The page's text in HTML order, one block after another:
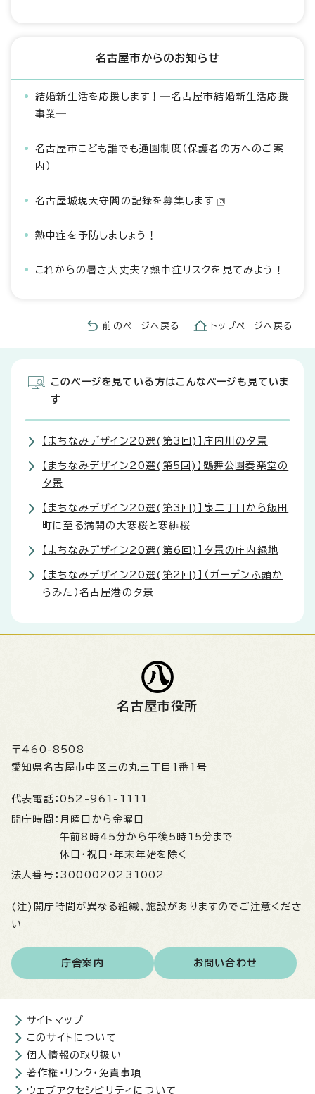
名古屋市からのお知らせ
結婚新生活を応援します！―名古屋市結婚新生活応援
事業―
名古屋市こども誰でも通園制度（保護者の方へのご案
内）
名古屋城現天守閣の記録を募集します
熱中症を予防しましょう！
これからの暑さ大丈夫？熱中症リスクを見てみよう！
前のページへ戻る トップページへ戻る
このページを見ている方はこんなページも見ていま
す
【まちなみデザイン20選(第3回)】庄内川の夕景
【まちなみデザイン20選(第5回)】鶴舞公園奏楽堂の
夕景
【まちなみデザイン20選(第3回)】泉二丁目から飯田
町に至る満開の大寒桜と寒緋桜
【まちなみデザイン20選(第6回)】夕景の庄内緑地
【まちなみデザイン20選(第2回)】（ガーデンふ頭か
らみた）名古屋港の夕景
名古屋市役所
〒460-8508
愛知県名古屋市中区三の丸三丁目1番1号
代表電話： 052-961-1111
開庁時間： 月曜日から金曜日
午前8時45分から午後5時15分まで
休日・祝日・年末年始を除く
法人番号： 3000020231002
(注)開庁時間が異なる組織、施設がありますのでご注意くださ
い
庁舎案内 お問い合わせ
サイトマップ
このサイトについて
個人情報の取り扱い
著作権・リンク・免責事項
ウェブアクセシビリティについて